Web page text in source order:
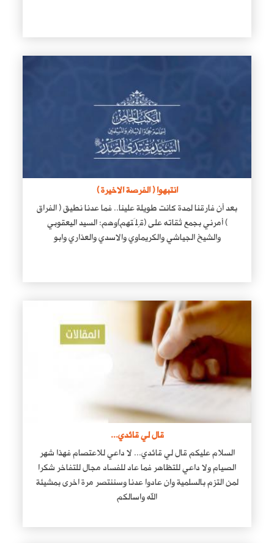
انتبهوا ( الفرصة الاخيرة )
بعد أن فارقنا لمدة كانت طويلة علينا.. فما عدنا نطيق ( الفراق
) أمرني بجمع ثقاته على (قِلَتهم)وهم: السيد اليعقوبي
والشيخ الجياشي والكريماوي والاسدي والعذاري وابو
قال لي قائدي...
السلام عليكم قال لي قائدي... لا داعي للاعتصام فهذا شهر
الصيام ولا داعي للتظاهر فما عاد للفساد مجال للتفاخر شكرا
لمن التزم بالسلمية وان عادوا عدنا وسننتصر مرة اخرى بمشيئة
الله واسالكم